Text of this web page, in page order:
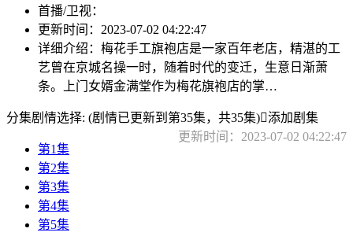
首播/卫视：
更新时间： 2023-07-02 04:22:47
详细介绍： 梅花手工旗袍店是一家百年老店，精湛的工
艺曾在京城名操一时，随着时代的变迁，生意日渐萧
条。上门女婿金满堂作为梅花旗袍店的掌…
分集剧情选择: (剧情已更新到第35集，共35集)添加剧集
更新时间：2023-07-02 04:22:47
第1集
第2集
第3集
第4集
第5集